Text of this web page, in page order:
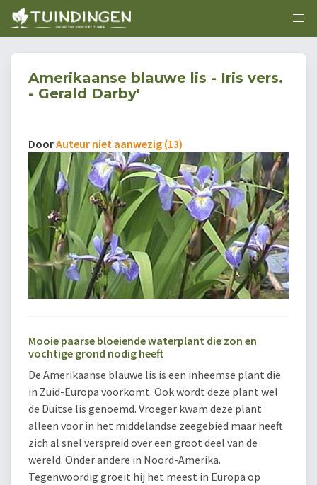
Amerikaanse blauwe lis - Iris vers.
- Gerald Darby'
DoorAuteur niet aanwezig (13)
Mooie paarse bloeiende waterplant die zon en
vochtige grond nodig heeft
De Amerikaanse blauwe lis is een inheemse plant die
in Zuid-Europa voorkomt. Ook wordt deze plant wel
de Duitse lis genoemd. Vroeger kwam deze plant
alleen voor in het middelandse zeegebied maar heeft
zich al snel verspreid over een groot deel van de
wereld. Onder andere in Noord-Amerika.
Tegenwoordig groeit hij het meest in Europa op